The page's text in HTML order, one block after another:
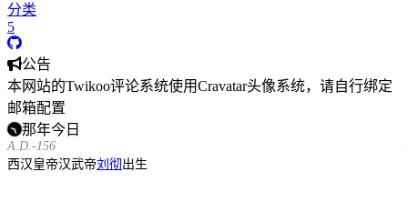
分类
5
公告
本网站的Twikoo评论系统使用Cravatar头像系统，请自行绑定
邮箱配置
那年今日
A.D.-156
西汉皇帝汉武帝刘彻出生